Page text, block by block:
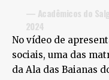
— Acadêmicos do
2024
No vídeo de
sociais, uma das
da Ala das Baianas